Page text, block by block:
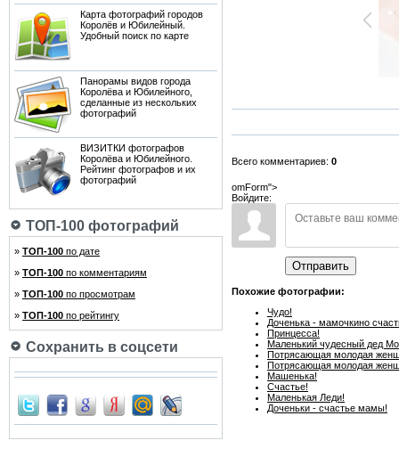
Карта фотографий городов
Королёв и Юбилейный.
Удобный поиск по карте
Панорамы видов города
Королёва и Юбилейного,
сделанные из нескольких
фотографий
ВИЗИТКИ фотографов
Королёва и Юбилейного.
Рейтинг фотографов и их
фотографий
ТОП-100 фотографий
» ТОП-100 по дате
» ТОП-100 по комментариям
» ТОП-100 по просмотрам
» ТОП-100 по рейтингу
Сохранить в соцсети
Всего комментариев: 0
omForm">
Войдите:
Отправить
Похожие фотографии:
Чудо!
Доченька - мамочкино
Принцесса!
Маленький чудесный дед
Потрясающая молодая
Потрясающая молодая
Машенька!
Счастье!
Маленькая Леди!
Доченьки - счастье мамы!